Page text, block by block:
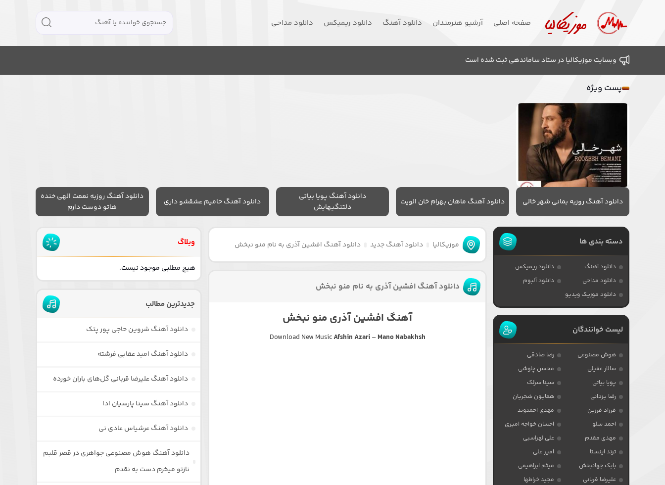
صفحه اصلی آرشیو هنرمندان دانلود آهنگ دانلود ریمیکس دانلود مداحی
وبسایت موزیکالیا در ستاد ساماندهی ثبت شده است
پست ویژه
دانلود آهنگ روزبه بمانی شهر خالی دانلود آهنگ ماهان بهرام خان الویت
دانلود آهنگ پویا بیاتی
دلتنگیهایش
دانلود آهنگ حامیم عشقشو داری
دانلود آهنگ روزبه نعمت الهی خنده
هاتو دوست دارم
موزیکالیا دانلود آهنگ جدید دانلود آهنگ افشین آذری به نام منو نبخش
دانلود آهنگ افشین آذری به نام منو نبخش
آهنگ افشین آذری منو نبخش
Download New MusicAfshin Azari– Mano Nabakhsh
دسته بندی ها
دانلود آهنگ
دانلود ریمیکس
دانلود مداحی
دانلود آلبوم
دانلود موزیک ویدیو
لیست خوانندگان
هوش مصنوعی
رضا صادقی
سالار عقیلی
محسن چاوشی
پویا بیاتی
سینا سرلک
رضا یزدانی
همایون شجریان
فرزاد فرزین
مهدی احمدوند
احمد سلو
احسان خواجه امیری
مهدی مقدم
علی لهراسبی
ترند اینستا
امیر علی
بابک جهانبخش
میثم ابراهیمی
علیرضا قربانی
مجید خراطها
وبلاگ
هیچ مطلبی موجود نیست.
جدیدترین مطالب
دانلود آهنگ شروین حاجی پور پتک
دانلود آهنگ امید عقابی فرشته
دانلود آهنگ علیرضا قربانی گل‌های باران خورده
دانلود آهنگ سینا پارسیان ادا
دانلود آهنگ عرشیاس عادی نی
دانلود آهنگ هوش مصنوعی جواهری در قصر قلبم
نازتو میخرم دست به نقدم